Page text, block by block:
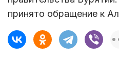
принято обращение к